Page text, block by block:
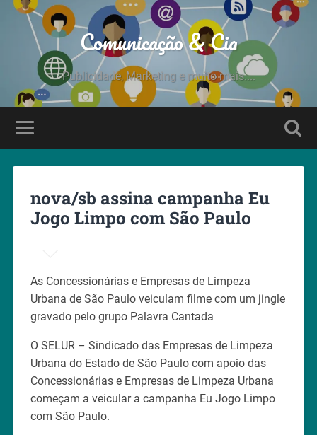
Comunicação & Cia
Publicidade, Marketing e muito mais....
nova/sb assina campanha Eu
Jogo Limpo com São Paulo
As Concessionárias e Empresas de Limpeza
Urbana de São Paulo veiculam filme com um jingle
gravado pelo grupo Palavra Cantada
O SELUR – Sindicado das Empresas de Limpeza
Urbana do Estado de São Paulo com apoio das
Concessionárias e Empresas de Limpeza Urbana
começam a veicular a campanha Eu Jogo Limpo
com São Paulo.